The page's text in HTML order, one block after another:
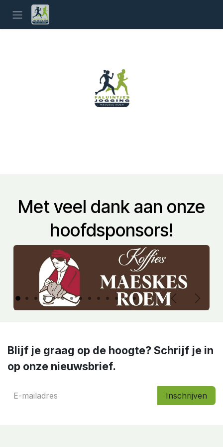
Overslaan naar inhoud
Met veel dank aan onze
hoofdsponsors!
Vorige
Blijf je graag op de hoogte? Schrijf je in
op onze nieuwsbrief.
Inschrijven